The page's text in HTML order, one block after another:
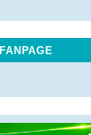
FANPAGE